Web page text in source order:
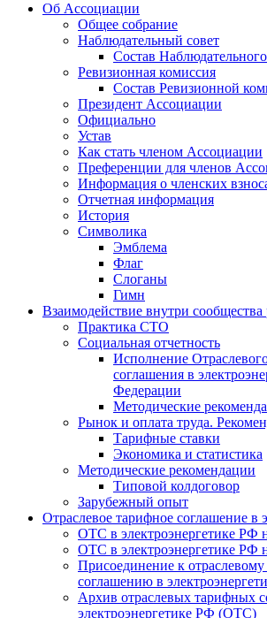
Об Ассоциации
Общее собрание
Наблюдательный совет
Состав Наблюдательного
Ревизионная комиссия
Состав Ревизионной
Президент Ассоциации
Официально
Устав
Как стать членом Ассоциации
Преференции для членов
Информация о членских
Отчетная информация
История
Символика
Эмблема
Флаг
Слоганы
Гимн
Взаимодействие внутри сообщества
Практика СТО
Социальная отчетность
Исполнение
соглашения в
Федерации
Методические
Рынок и оплата труда.
Тарифные ставки
Экономика и статистика
Методические рекомендации
Типовой колдоговор
Зарубежный опыт
Отраслевое тарифное соглашение в
ОТС в электроэнергетике РФ
ОТС в электроэнергетике РФ
Присоединение к
соглашению в
Архив отраслевых тарифных
электроэнергетике РФ (ОТС)